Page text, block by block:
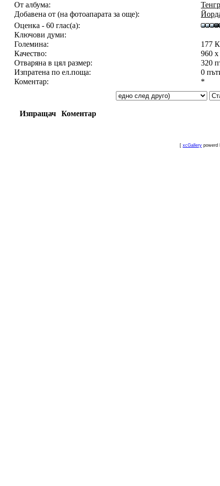
От албума:
Добавена от (на фотоапарата за още):
Оценка - 60 глас(а):
Ключови думи:
Големина:
177
Качество:
960
Отваряна в цял размер:
320
Изпратена по ел.поща:
0
Коментар:
*
Изпращач Коментар
[ xcGallery